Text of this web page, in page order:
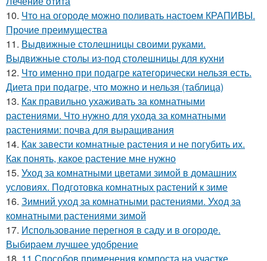
10. Что на огороде можно поливать настоем КРАПИВЫ.
Прочие преимущества
11. Выдвижные столешницы своими руками.
Выдвижные столы из-под столешницы для кухни
12. Что именно при подагре категорически нельзя есть.
Диета при подагре, что можно и нельзя (таблица)
13. Как правильно ухаживать за комнатными
растениями. Что нужно для ухода за комнатными
растениями: почва для выращивания
14. Как завести комнатные растения и не погубить их.
Как понять, какое растение мне нужно
15. Уход за комнатными цветами зимой в домашних
условиях. Подготовка комнатных растений к зиме
16. Зимний уход за комнатными растениями. Уход за
комнатными растениями зимой
17. Использование перегноя в саду и в огороде.
Выбираем лучшее удобрение